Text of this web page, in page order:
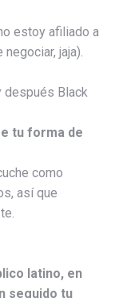
estoy afiliado a
jaja).
Black
tu forma de
como
así que
latino, en
seguido tu